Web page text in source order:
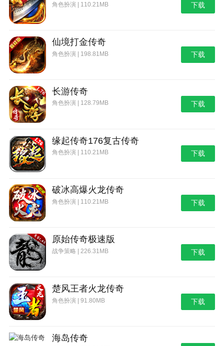
角色扮演 | 110.21MB 下载
仙境打金传奇
角色扮演 | 198.81MB 下载
长游传奇
角色扮演 | 128.79MB 下载
缘起传奇176复古传奇
角色扮演 | 110.21MB 下载
破冰高爆火龙传奇
角色扮演 | 110.21MB 下载
原始传奇极速版
战争策略 | 226.31MB 下载
楚风王者火龙传奇
角色扮演 | 91.80MB 下载
海岛传奇